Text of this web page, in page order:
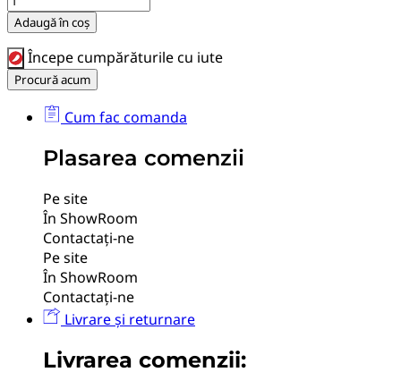
Adaugă în coș
Începe cumpărăturile cu iute
Procură acum
Cum fac comanda
Plasarea comenzii
Pe site
În ShowRoom
Contactați-ne
Pe site
În ShowRoom
Contactați-ne
Livrare și returnare
Livrarea comenzii: